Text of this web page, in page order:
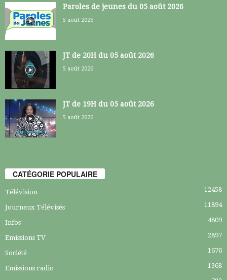
Paroles de jeunes du 05 août 2026
5 août 2026
JT de 20H du 05 août 2026
5 août 2026
JT de 19H du 05 août 2026
5 août 2026
CATÉGORIE POPULAIRE
Télévision 12458
Journaux Télévisés 11894
Infos 4809
Emissions TV 2897
Société 1676
Emissions radio 1368